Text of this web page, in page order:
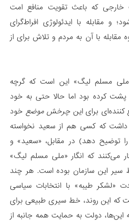
خارجی که باعث تقویت منافع امت
مقابله با ایدئولوژی افراط‌گرای
با آن به مردم و تلاش برای از
مسلم لیگ» این است که گرچه
پشت کرده بود اما حالا حتی به خود
برای این چرخش موضع خود
داشت که کسی هم از سعید نخواسته
دهد) در مقابل، «سعید» و
می‌کنند که انگار «ملی مسلم لیگ»
این سازمان بوده است. هر چند
«لشکر طیبه» با انتخابات سیاسی
که این روند، خط سیری طبیعی برای
این‌ها، دولت به حمایت همه جانبه از